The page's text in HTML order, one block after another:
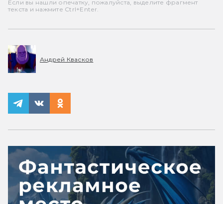
Если вы нашли опечатку, пожалуйста, выделите фрагмент
текста и нажмите Ctrl+Enter.
Андрей Квасков